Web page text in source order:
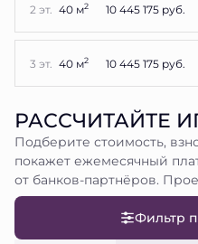
2 эт. 40 м2 10 445 175 руб.
3 эт. 40 м2 10 445 175 руб.
РАССЧИТАЙТЕ
Подберите стоимость,
покажет ежемесячный
от банков-партнёров.
Фильтр